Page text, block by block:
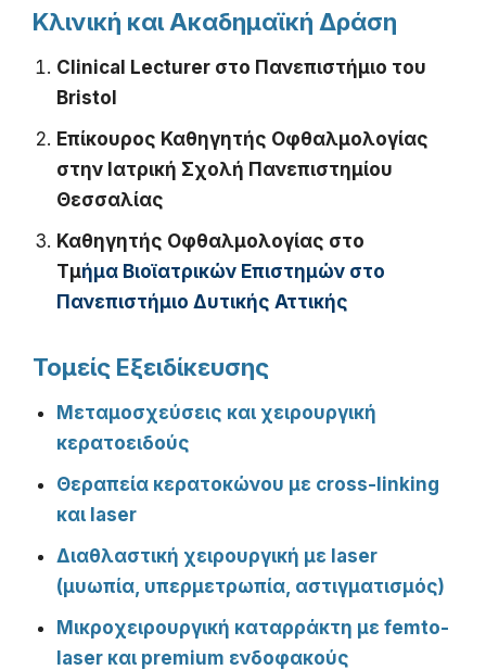
Κλινική και Ακαδημαϊκή Δράση
Clinical Lecturer στο Πανεπιστήμιο του
Bristol
Επίκουρος Καθηγητής Οφθαλμολογίας
στην Ιατρική Σχολή Πανεπιστημίου
Θεσσαλίας
Καθηγητής Οφθαλμολογίας στο
Τμήμα Βιοϊατρικών Επιστημών στο
Πανεπιστήμιο Δυτικής Αττικής
Τομείς Εξειδίκευσης
Μεταμοσχεύσεις και χειρουργική
κερατοειδούς
Θεραπεία κερατοκώνου με cross-linking
και laser
Διαθλαστική χειρουργική με laser
(μυωπία, υπερμετρωπία, αστιγματισμός)
Μικροχειρουργική καταρράκτη με femto-
laser και premium ενδοφακούς